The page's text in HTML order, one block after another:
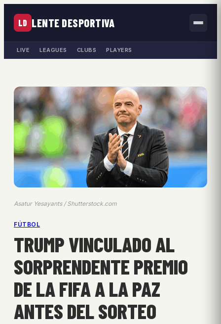
LD LENTE DESPORTIVA
LIVE LEAGUES CLUBS PLAYERS
Asatur Yesayants / Shutterstock.com
FÚTBOL
TRUMP VINCULADO AL
SORPRENDENTE PREMIO
DE LA FIFA A LA PAZ
ANTES DEL SORTEO